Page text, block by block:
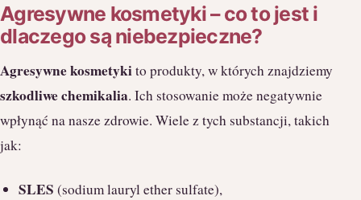
Agresywne kosmetyki – co to jest i
dlaczego są niebezpieczne?
Agresywne kosmetykito produkty, w których znajdziemy
szkodliwe chemikalia. Ich stosowanie może negatywnie
wpłynąć na nasze zdrowie. Wiele z tych substancji, takich
jak:
SLES (sodium lauryl ether sulfate),